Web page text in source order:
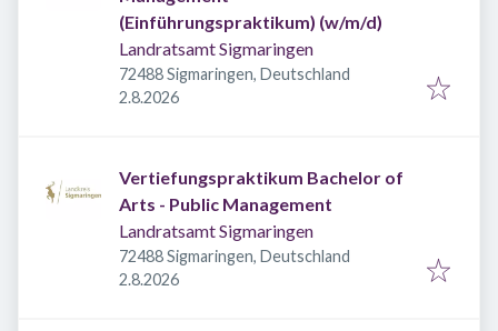
(Einführungspraktikum) (w/m/d)
Landratsamt Sigmaringen
72488 Sigmaringen, Deutschland
Veröffentlicht
2.8.2026
Vertiefungspraktikum Bachelor of
Arts - Public Management
Landratsamt Sigmaringen
72488 Sigmaringen, Deutschland
Veröffentlicht
2.8.2026